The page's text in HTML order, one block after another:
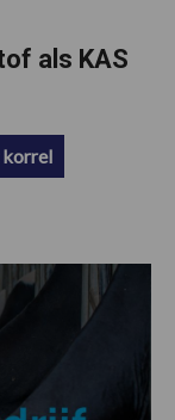
als KAS
korrel